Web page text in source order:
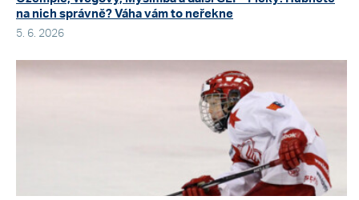
na nich správně? Váha vám to neřekne
5. 6. 2026